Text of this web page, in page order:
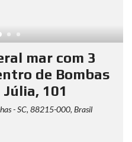
mar com 3
de Bombas
101
- SC, 88215-000, Brasil